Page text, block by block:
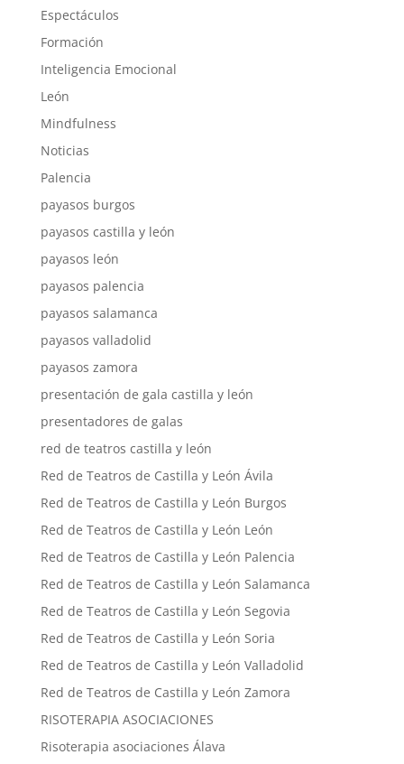
Espectáculos
Formación
Inteligencia Emocional
León
Mindfulness
Noticias
Palencia
payasos burgos
payasos castilla y león
payasos león
payasos palencia
payasos salamanca
payasos valladolid
payasos zamora
presentación de gala castilla y león
presentadores de galas
red de teatros castilla y león
Red de Teatros de Castilla y León Ávila
Red de Teatros de Castilla y León Burgos
Red de Teatros de Castilla y León León
Red de Teatros de Castilla y León Palencia
Red de Teatros de Castilla y León Salamanca
Red de Teatros de Castilla y León Segovia
Red de Teatros de Castilla y León Soria
Red de Teatros de Castilla y León Valladolid
Red de Teatros de Castilla y León Zamora
RISOTERAPIA ASOCIACIONES
Risoterapia asociaciones Álava